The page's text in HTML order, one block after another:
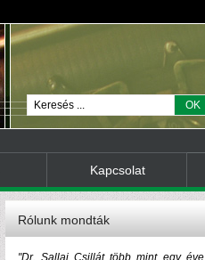
Kapcsolat
Rólunk mondták
"Dr. Sallai Csillát több mint egy éve